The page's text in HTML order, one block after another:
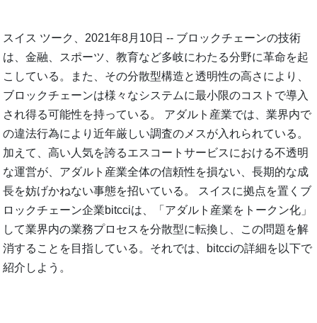
スイス ツーク、2021年8月10日 -- ブロックチェーンの技術
は、金融、スポーツ、教育など多岐にわたる分野に革命を起
こしている。また、その分散型構造と透明性の高さにより、
ブロックチェーンは様々なシステムに最小限のコストで導入
され得る可能性を持っている。 アダルト産業では、業界内で
の違法行為により近年厳しい調査のメスが入れられている。
加えて、高い人気を誇るエスコートサービスにおける不透明
な運営が、アダルト産業全体の信頼性を損ない、長期的な成
長を妨げかねない事態を招いている。 スイスに拠点を置くブ
ロックチェーン企業bitcciは、「アダルト産業をトークン化」
して業界内の業務プロセスを分散型に転換し、この問題を解
消することを目指している。それでは、bitcciの詳細を以下で
紹介しよう。